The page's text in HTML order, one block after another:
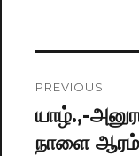
PREVIOUS
Previous
post:
யாழ்.,-
நாளை